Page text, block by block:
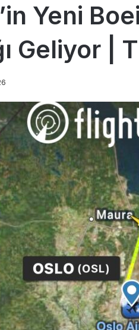
Yeni
Geliyor |